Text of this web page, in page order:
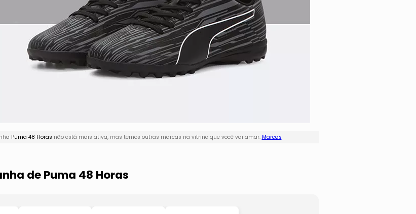
Puma 48 Horas não está mais ativa, mas temos outras marcas na vitrine que você vai amar: Marcas
de Puma 48 Horas